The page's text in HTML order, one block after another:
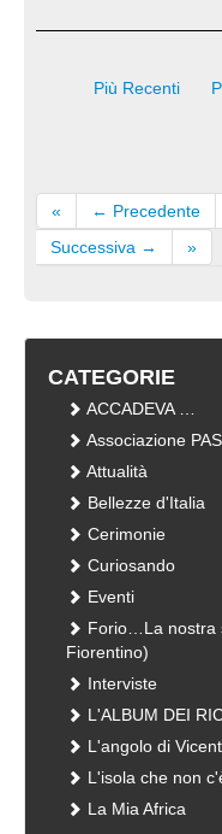
Più Recenti
« ← Precedente
Successiva →
»
CATEGORIE
ACCADEVA …
Associazione
Attualità
Bellezze d'Italia
Cerimonie
Curiosando
Eventi
Forio…La nostra
Fiorentino)
Interviste
L'ALBUM DEI
L'angolo di
L'isola che non
La Mia Africa